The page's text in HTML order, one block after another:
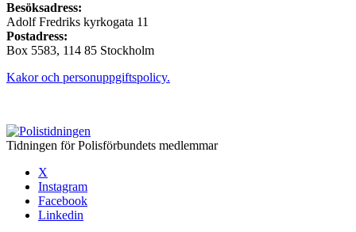
Besöksadress:
Adolf Fredriks kyrkogata 11
Postadress:
Box 5583, 114 85 Stockholm
Kakor och personuppgiftspolicy.
Tidningen för Polisförbundets medlemmar
X
Instagram
Facebook
Linkedin